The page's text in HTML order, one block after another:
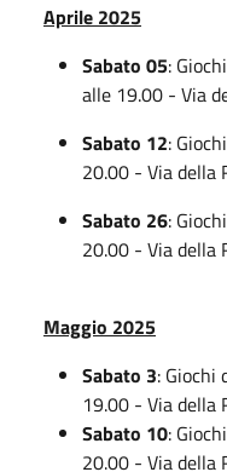
Aprile 2025
Sabato 05:
alle 19.00 - Via
Sabato 12:
20.00 - Via della
Sabato 26:
20.00 - Via della
Maggio 2025
Sabato 3: Giochi
19.00 - Via della
Sabato 10:
20.00 - Via della